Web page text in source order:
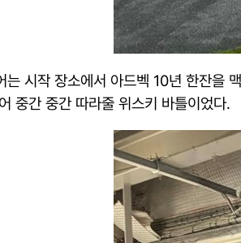
는 시작 장소에서 아드벡 10년 한잔을
중간 중간 따라줄 위스키 바틀이었다.